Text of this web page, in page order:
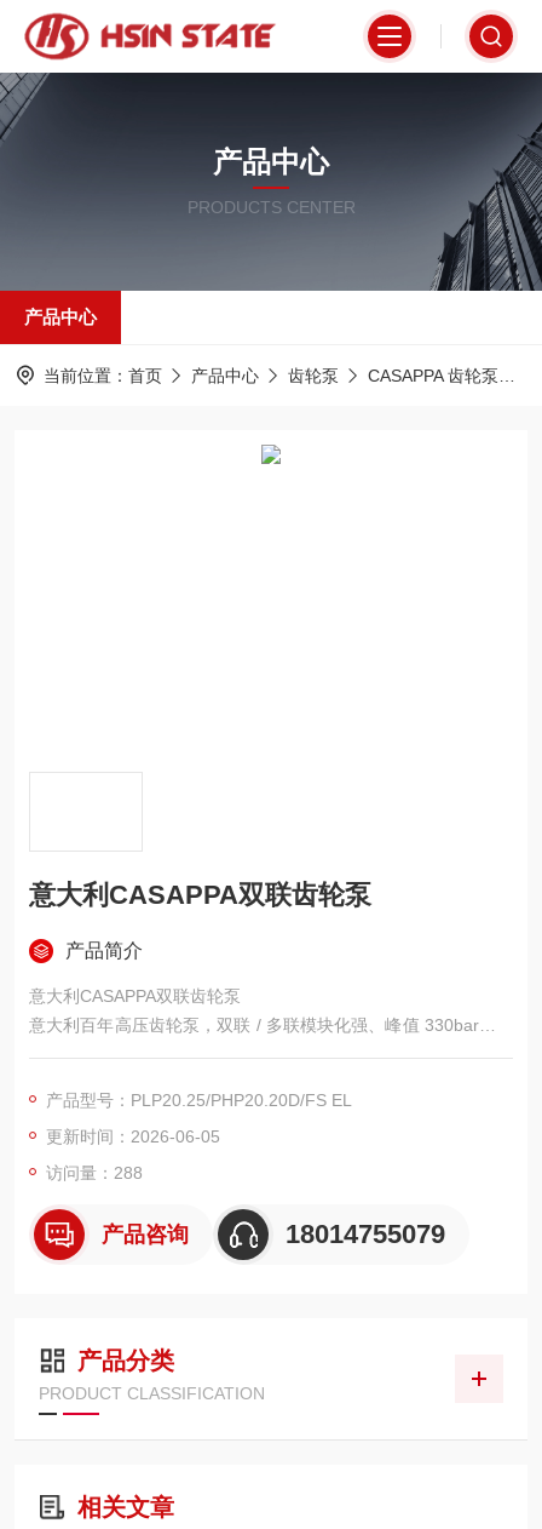
产品中心
PRODUCTS CENTER
产品中心
当前位置： 首页 产品中心 齿轮泵 CASAPPA 齿轮泵
意大利CASAPPA双联齿轮泵
产品简介
意大利CASAPPA双联齿轮泵
意大利百年高压齿轮泵，双联 / 多联模块化强、峰值 330bar、铸
铁重载长寿、车载 / 工程必选，对标 MARZOCCHI 高压，性价比
产品型号：PLP20.25/PHP20.20D/FS EL
更新时间：2026-06-05
访问量：288
产品咨询 18014755079
产品分类
PRODUCT CLASSIFICATION
相关文章